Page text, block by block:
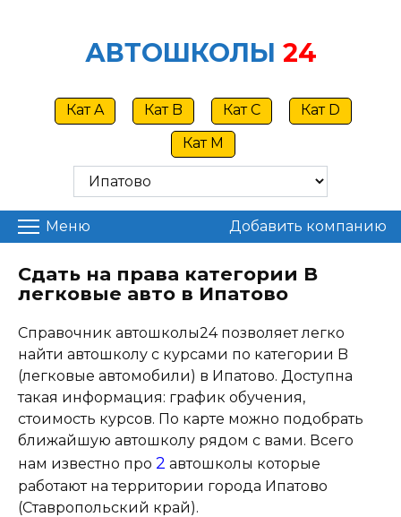
АВТОШКОЛЫ 24
Кат A Кат B Кат C
Кат D
Кат M
Меню Добавить компанию
Сдать на права категории B
легковые авто в Ипатово
Справочник автошколы24 позволяет легко
найти автошколу с курсами по категории B
(легковые автомобили) в Ипатово. Доступна
такая информация: график обучения,
стоимость курсов. По карте можно подобрать
ближайшую автошколу рядом с вами. Всего
нам известно про 2 автошколы которые
работают на территории города Ипатово
(Ставропольский край).